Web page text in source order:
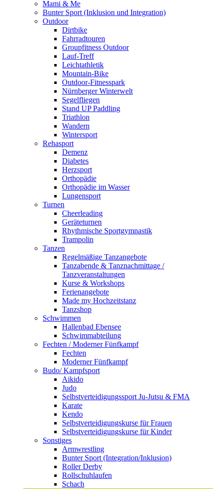
Mami & Me
Bunter Sport (Inklusion und Integration)
Outdoor
Dirtbike
Fahrradtouren
Groupfitness Outdoor
Lauf-Treff
Leichtathletik
Mountain-Bike
Outdoor-Fitnesspark
Nürnberger Winterwelt
Segelfliegen
Stand UP Paddling
Triathlon
Wandern
Wintersport
Rehasport
Demenz
Diabetes
Herzsport
Orthopädie
Orthopädie im Wasser
Lungensport
Turnen
Cheerleading
Geräteturnen
Rhythmische Sportgymnastik
Trampolin
Tanzen
Regelmäßige Tanzangebote
Tanzabende & Tanznachmittage /
Tanzveranstaltungen
Kurse & Workshops
Ferienangebote
Made my Hochzeitstanz
Tanzshop
Schwimmen
Hallenbad Ebensee
Schwimmabteilung
Fechten / Moderner Fünfkampf
Fechten
Moderner Fünfkampf
Budo/ Kampfsport
Aikido
Judo
Selbstverteidigungssport Ju-Jutsu & FMA
Karate
Kendo
Selbstverteidigungskurse für Frauen
Selbstverteidigungskurse für Kinder
Sonstiges
Armwrestling
Bunter Sport (Integration/Inklusion)
Roller Derby
Rollschuhlaufen
Schach